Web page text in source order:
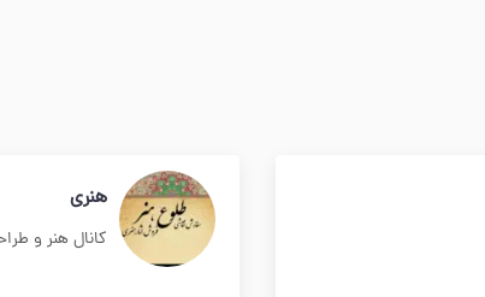
هنری
کانال هنر و